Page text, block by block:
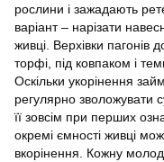
рослини і зажадають
варіант – нарізати
живці. Верхівки пагонів
торфі, під ковпаком і
Оскільки укорінення
регулярно зволожувати
її зовсім при перших
окремі ємності живці
вкорінення. Кожну